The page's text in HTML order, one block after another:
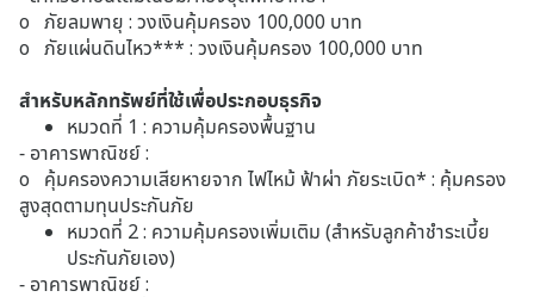
o ภัยลมพายุ : วงเงินคุ้มครอง 100,000 บาท
o ภัยแผ่นดินไหว*** : วงเงินคุ้มครอง 100,000 บาท
สำหรับหลักทรัพย์ที่ใช้เพื่อประกอบธุรกิจ
หมวดที่ 1 : ความคุ้มครองพื้นฐาน
- อาคารพาณิชย์ :
o คุ้มครองความเสียหายจาก ไฟไหม้ ฟ้าผ่า ภัยระเบิด* : คุ้มครอง
สูงสุดตามทุนประกันภัย
หมวดที่ 2 : ความคุ้มครองเพิ่มเติม (สำหรับลูกค้าชำระเบี้ย
ประกันภัยเอง)
- อาคารพาณิชย์ :